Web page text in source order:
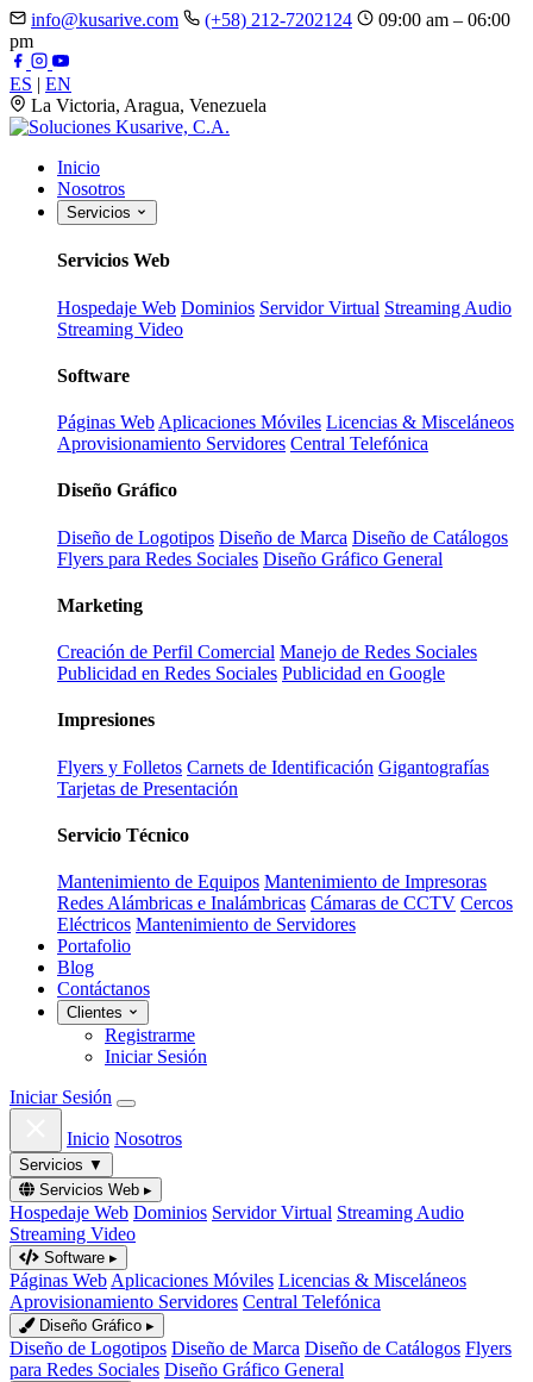
info@kusarive.com (+58) 212-7202124
09:00 am – 06:00
pm
ES | EN
La Victoria, Aragua, Venezuela
Inicio
Nosotros
Servicios
Servicios Web
Hospedaje Web Dominios Servidor Virtual Streaming Audio
Streaming Video
Software
Páginas Web Aplicaciones Móviles Licencias & Misceláneos
Aprovisionamiento Servidores Central Telefónica
Diseño Gráfico
Diseño de Logotipos Diseño de Marca Diseño de Catálogos
Flyers para Redes Sociales Diseño Gráfico General
Marketing
Creación de Perfil Comercial Manejo de Redes Sociales
Publicidad en Redes Sociales Publicidad en Google
Impresiones
Flyers y Folletos Carnets de Identificación Gigantografías
Tarjetas de Presentación
Servicio Técnico
Mantenimiento de Equipos Mantenimiento de Impresoras
Redes Alámbricas e Inalámbricas Cámaras de CCTV Cercos
Eléctricos Mantenimiento de Servidores
Portafolio
Blog
Contáctanos
Clientes
Registrarme
Iniciar Sesión
Iniciar Sesión
Inicio Nosotros
Servicios ▼
Servicios Web ▸
Hospedaje Web Dominios Servidor Virtual Streaming Audio
Streaming Video
Software ▸
Páginas Web Aplicaciones Móviles Licencias & Misceláneos
Aprovisionamiento Servidores Central Telefónica
Diseño Gráfico ▸
Diseño de Logotipos Diseño de Marca Diseño de Catálogos Flyers
para Redes Sociales Diseño Gráfico General